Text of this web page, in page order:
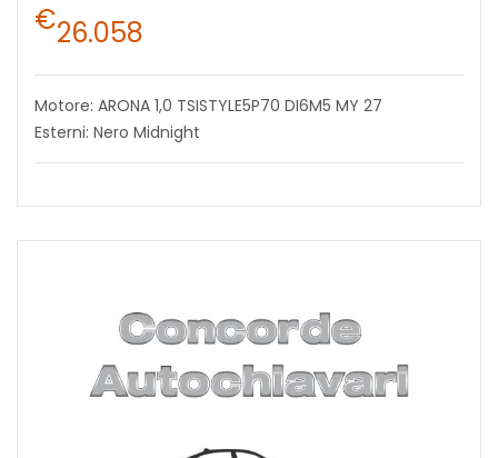
€26.058
Motore: ARONA 1,0 TSISTYLE5P70 DI6M5 MY 27
Esterni: Nero Midnight